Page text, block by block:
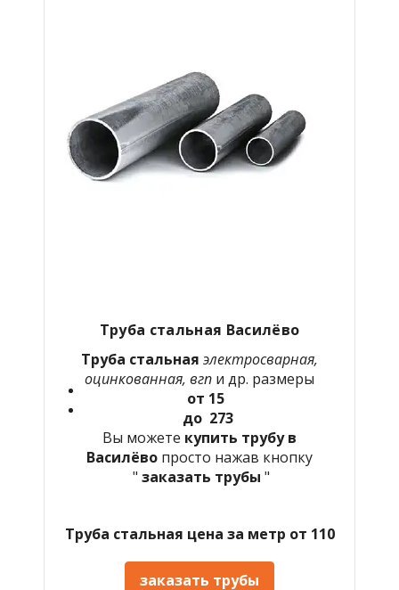
Труба стальная Василёво
Труба стальная электросварная,
оцинкованная, вгп и др. размеры
от 15
до 273
Вы можете купить трубу в
Василёво просто нажав кнопку
" заказать трубы "
Труба стальная цена за метр от 110
заказать трубы